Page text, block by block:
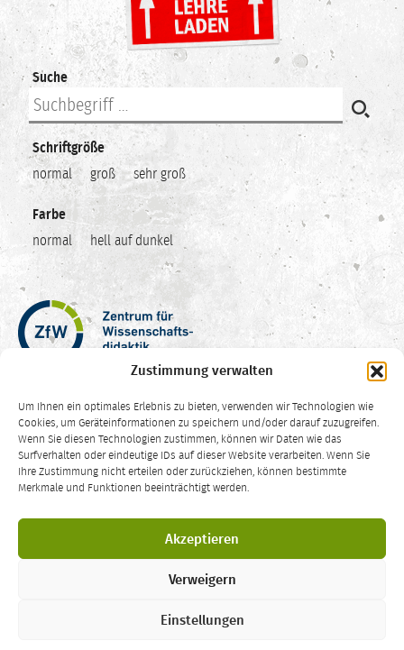
Zustimmung verwalten
Um Ihnen ein optimales Erlebnis zu bieten, verwenden wir Technologien wie
Cookies, um Geräteinformationen zu speichern und/oder darauf zuzugreifen.
Wenn Sie diesen Technologien zustimmen, können wir Daten wie das
Surfverhalten oder eindeutige IDs auf dieser Website verarbeiten. Wenn Sie
Ihre Zustimmung nicht erteilen oder zurückziehen, können bestimmte
Merkmale und Funktionen beeinträchtigt werden.
Akzeptieren
Verweigern
Einstellungen
Suche
Schriftgröße
normal
groß sehr groß
Farbe
normal
hell auf dunkel
Zentrum
für
Wissenschaftsdidaktik
Ruhr-
Universität
Bochum
CC
SA
Die Inhalte dieser Website sind – sofern nicht anders vermerkt – lizenziert
Creative Commons Namensnennung Weitergabe unter
gleichen Bedingungen 4.0 International Lizenz.
ist ein Angebot desZentrums für Wissenschaftsdidaktik
·